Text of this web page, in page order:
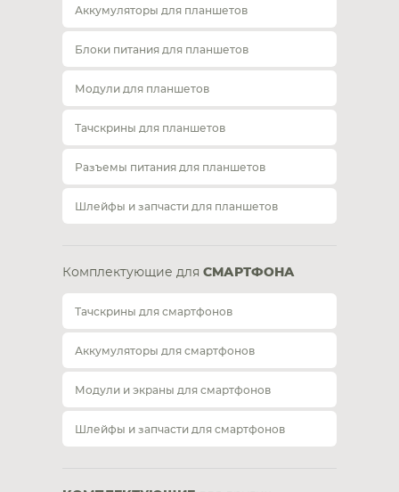
Аккумуляторы для планшетов
Блоки питания для планшетов
Модули для планшетов
Тачскрины для планшетов
Разъемы питания для планшетов
Шлейфы и запчасти для планшетов
Комплектующие для СМАРТФОНА
Тачскрины для смартфонов
Аккумуляторы для смартфонов
Модули и экраны для смартфонов
Шлейфы и запчасти для смартфонов